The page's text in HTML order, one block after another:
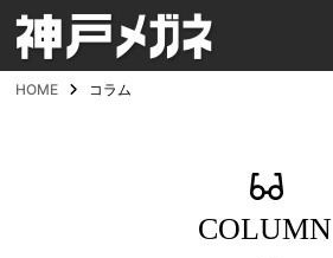
HOME コラム
COLUMN